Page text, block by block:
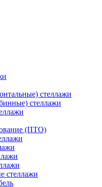
стеллажи
стеллажи
(ПТО)
стеллажи